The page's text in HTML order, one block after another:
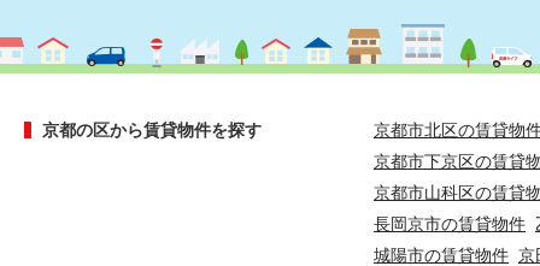
京都の区から賃貸物件を探す
京都市北区の賃貸物
京都市下京区の賃貸
京都市山科区の賃貸
長岡京市の賃貸物件
城陽市の賃貸物件 京